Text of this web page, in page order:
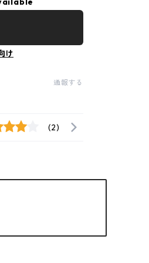
け
通報する
(2)